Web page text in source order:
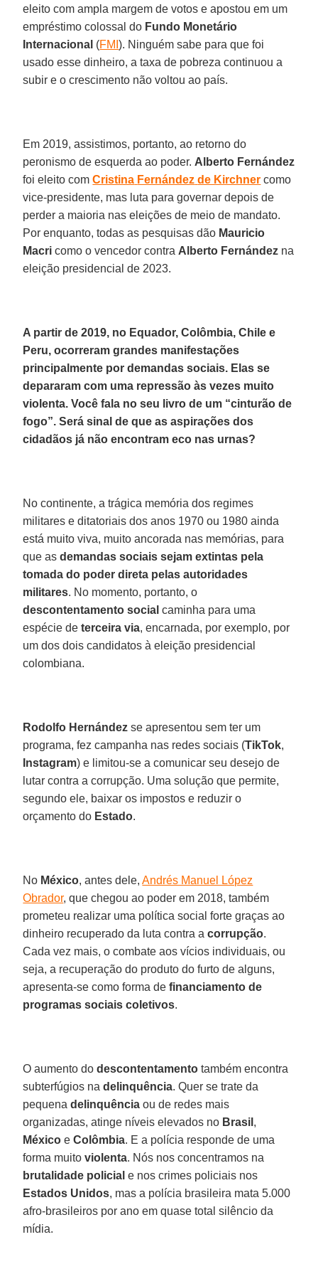
eleito com ampla margem de votos e apostou em um
empréstimo colossal do Fundo Monetário
Internacional (FMI). Ninguém sabe para que foi
usado esse dinheiro, a taxa de pobreza continuou a
subir e o crescimento não voltou ao país.
Em 2019, assistimos, portanto, ao retorno do
peronismo de esquerda ao poder. Alberto Fernández
foi eleito comCristina Fernández de Kirchner como
vice-presidente, mas luta para governar depois de
perder a maioria nas eleições de meio de mandato.
Por enquanto, todas as pesquisas dão Mauricio
Macri como o vencedor contra Alberto Fernández na
eleição presidencial de 2023.
A partir de 2019, no Equador, Colômbia, Chile e
Peru, ocorreram grandes manifestações
principalmente por demandas sociais. Elas se
depararam com uma repressão às vezes muito
violenta. Você fala no seu livro de um “cinturão de
fogo”. Será sinal de que as aspirações dos
cidadãos já não encontram eco nas urnas?
No continente, a trágica memória dos regimes
militares e ditatoriais dos anos 1970 ou 1980 ainda
está muito viva, muito ancorada nas memórias, para
que asdemandas sociais sejam extintas pela
tomada do poder direta pelas autoridades
militares. No momento, portanto, o
descontentamento social caminha para uma
espécie deterceira via, encarnada, por exemplo, por
um dos dois candidatos à eleição presidencial
colombiana.
Rodolfo Hernández se apresentou sem ter um
programa, fez campanha nas redes sociais (TikTok,
Instagram) e limitou-se a comunicar seu desejo de
lutar contra a corrupção. Uma solução que permite,
segundo ele, baixar os impostos e reduzir o
orçamento do Estado.
No México, antes dele,Andrés Manuel López
Obrador, que chegou ao poder em 2018, também
prometeu realizar uma política social forte graças ao
dinheiro recuperado da luta contra acorrupção.
Cada vez mais, o combate aos vícios individuais, ou
seja, a recuperação do produto do furto de alguns,
apresenta-se como forma definanciamento de
programas sociais coletivos.
O aumento dodescontentamento também encontra
subterfúgios nadelinquência. Quer se trate da
pequenadelinquência ou de redes mais
organizadas, atinge níveis elevados no Brasil ,
México eColômbia. E a polícia responde de uma
forma muitoviolenta. Nós nos concentramos na
brutalidade policial e nos crimes policiais nos
Estados Unidos, mas a polícia brasileira mata 5.000
afro-brasileiros por ano em quase total silêncio da
mídia.